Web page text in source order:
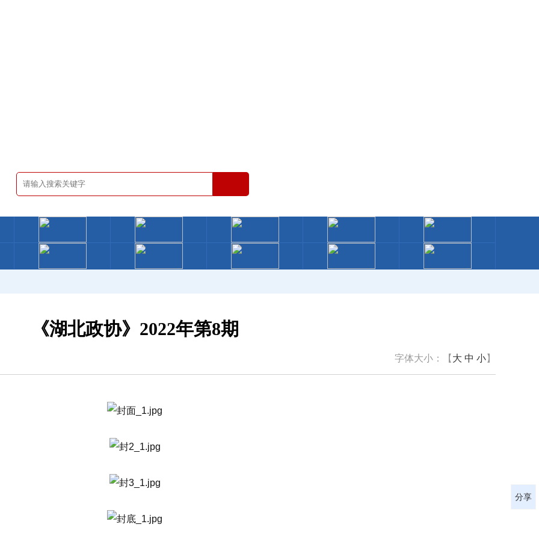
《湖北政协》2022年第8期
字体大小：【 大 中 小】
分享